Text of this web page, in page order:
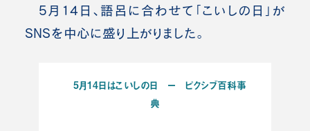
5月14日、語呂に合わせて「こいしの日」が
SNSを中心に盛り上がりました。
5月14日はこいしの日 ー ピクシブ百科事
典